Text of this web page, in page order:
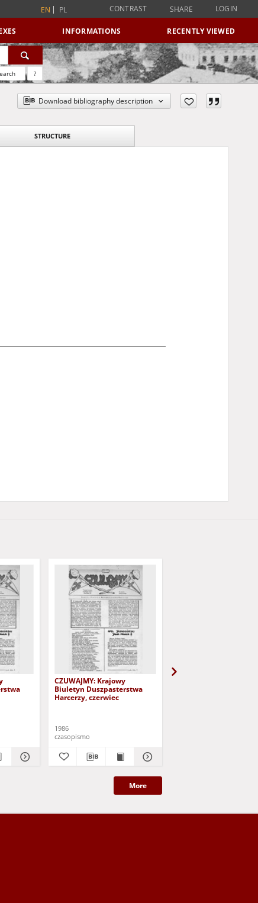
EN PL CONTRAST SHARE LOGIN
INFORMATIONS RECENTLY VIEWED
?
Download bibliography description
STRUCTURE
CZUWAJMY: Krajowy
Biuletyn Duszpasterstwa
Harcerzy, czerwiec
1986
czasopismo
More